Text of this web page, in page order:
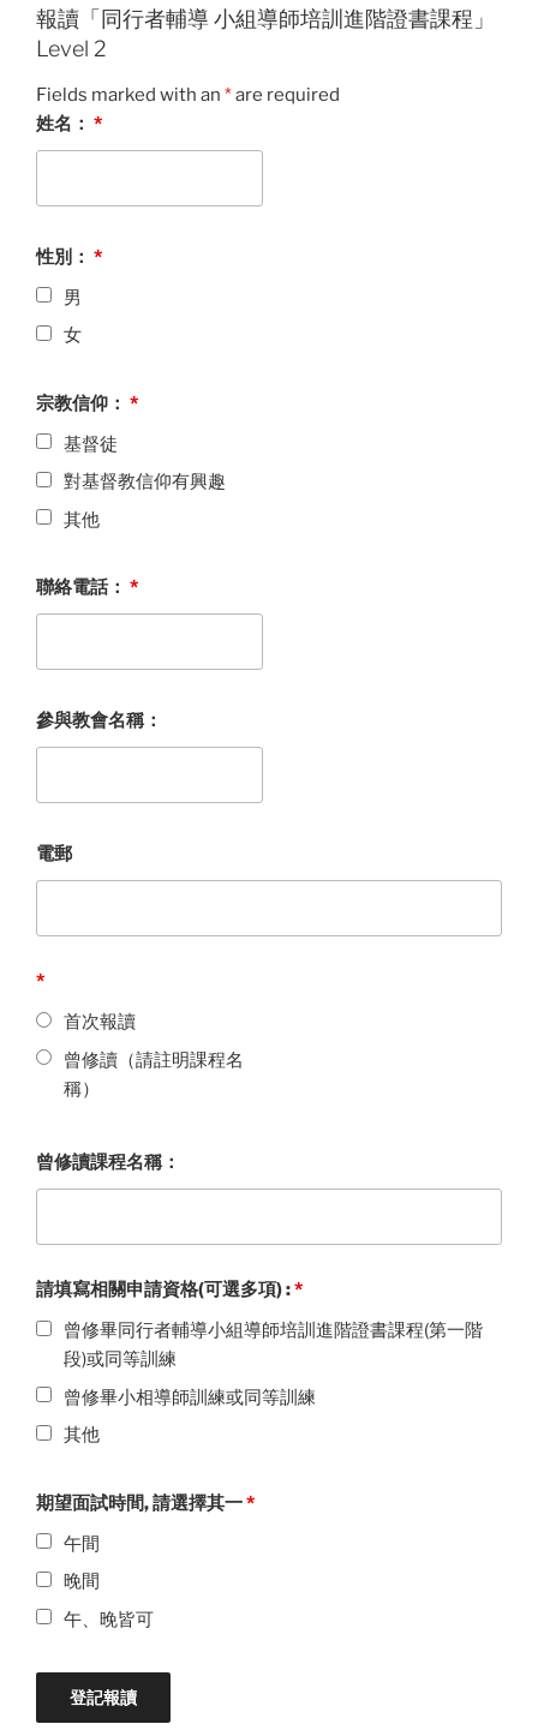
報讀「同行者輔導 小組導師培訓進階證書課程」
Level 2
Fields marked with an *are required
姓名： *
性別： *
男
女
宗教信仰： *
基督徒
對基督教信仰有興趣
其他
聯絡電話： *
參與教會名稱：
電郵
*
首次報讀
曾修讀（請註明課程名
稱）
曾修讀課程名稱：
請填寫相關申請資格(可選多項) :*
曾修畢同行者輔導小組導師培訓進階證書課程(第一階
段)或同等訓練
曾修畢小相導師訓練或同等訓練
其他
期望面試時間, 請選擇其一*
午間
晚間
午、晚皆可